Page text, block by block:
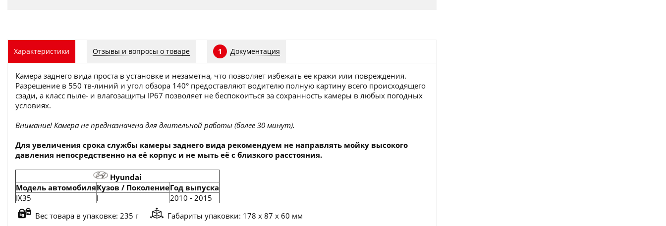
Характеристики Отзывы и вопросы о товаре 1 Документация
Камера заднего вида проста в установке и незаметна, что позволяет избежать ее кражи или повреждения.
Разрешение в 550 тв-линий и угол обзора 140° предоставляют водителю полную картину всего происходящего
сзади, а класс пыле- и влагозащиты IP67 позволяет не беспокоиться за сохранность камеры в любых погодных
условиях.
Внимание! Камера не предназначена для длительной работы (более 30 минут).
Для увеличения срока службы камеры заднего вида рекомендуем не направлять мойку высокого
давления непосредственно на её корпус и не мыть её с близкого расстояния.
Hyundai
Модель автомобиляКузов / ПоколениеГод выпуска
IX35
I
2010 - 2015
Вес товара в упаковке: 235 г
Габариты упаковки: 178 x 87 x 60 мм